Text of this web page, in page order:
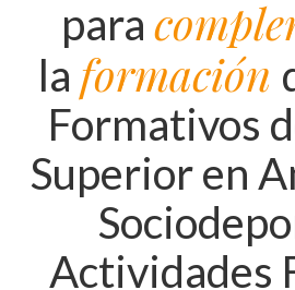
para
la formación
Formativos
Superior en
Actividades